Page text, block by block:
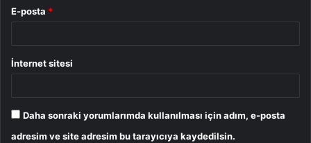
E-posta *
İnternet sitesi
Daha sonraki yorumlarımda kullanılması için adım, e-posta
adresim ve site adresim bu tarayıcıya kaydedilsin.